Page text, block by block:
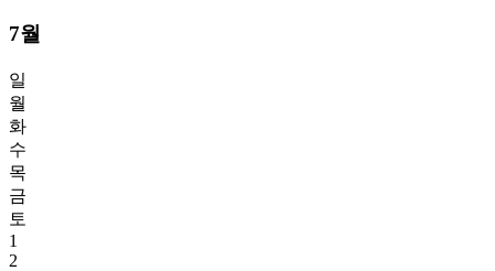
7월
일
월
화
수
목
금
토
1
2